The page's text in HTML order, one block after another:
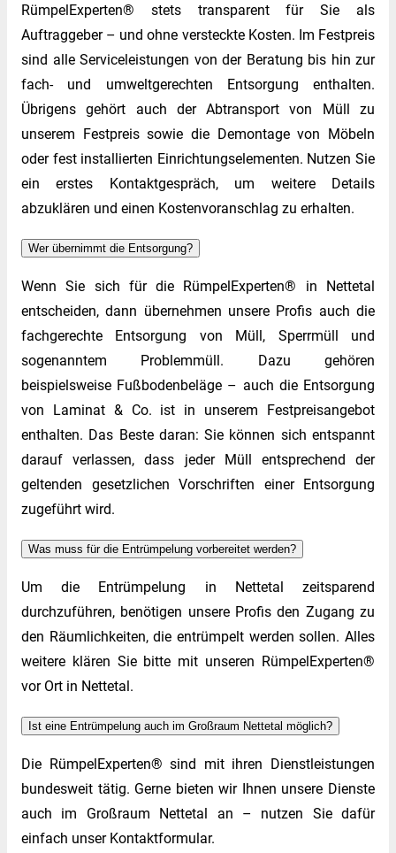
RümpelExperten® stets transparent für Sie als
Auftraggeber – und ohne versteckte Kosten. Im Festpreis
sind alle Serviceleistungen von der Beratung bis hin zur
fach- und umweltgerechten Entsorgung enthalten.
Übrigens gehört auch der Abtransport von Müll zu
unserem Festpreis sowie die Demontage von Möbeln
oder fest installierten Einrichtungselementen. Nutzen Sie
ein erstes Kontaktgespräch, um weitere Details
abzuklären und einen Kostenvoranschlag zu erhalten.
Wer übernimmt die Entsorgung?
Wenn Sie sich für die RümpelExperten® in Nettetal
entscheiden, dann übernehmen unsere Profis auch die
fachgerechte Entsorgung von Müll, Sperrmüll und
sogenanntem Problemmüll. Dazu gehören
beispielsweise Fußbodenbeläge – auch die Entsorgung
von Laminat & Co. ist in unserem Festpreisangebot
enthalten. Das Beste daran: Sie können sich entspannt
darauf verlassen, dass jeder Müll entsprechend der
geltenden gesetzlichen Vorschriften einer Entsorgung
zugeführt wird.
Was muss für die Entrümpelung vorbereitet werden?
Um die Entrümpelung in Nettetal zeitsparend
durchzuführen, benötigen unsere Profis den Zugang zu
den Räumlichkeiten, die entrümpelt werden sollen. Alles
weitere klären Sie bitte mit unseren RümpelExperten®
vor Ort in Nettetal.
Ist eine Entrümpelung auch im Großraum Nettetal möglich?
Die RümpelExperten® sind mit ihren Dienstleistungen
bundesweit tätig. Gerne bieten wir Ihnen unsere Dienste
auch im Großraum Nettetal an – nutzen Sie dafür
einfach unser Kontaktformular.